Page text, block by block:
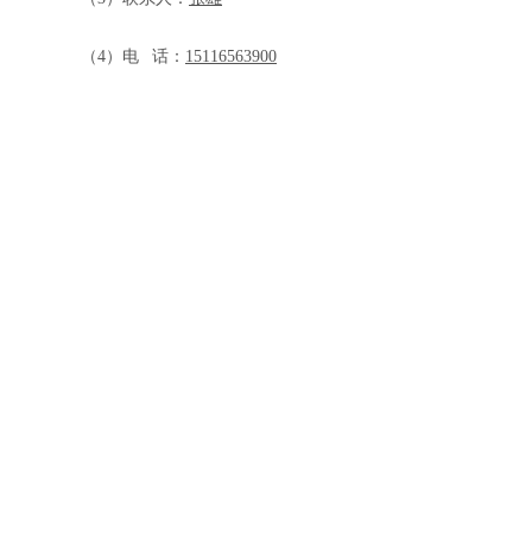
（4）电 话： 15116563900